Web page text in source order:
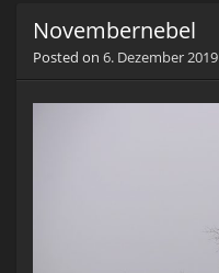
Novembernebel
Posted on 6. Dezember 2019